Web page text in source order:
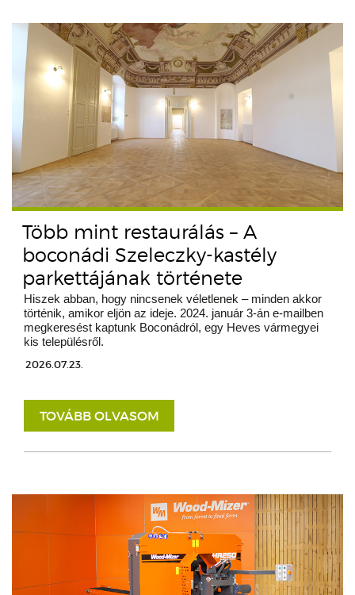
Több mint restaurálás – A
boconádi Szeleczky-kastély
parkettájának története
Hiszek abban, hogy nincsenek véletlenek – minden akkor
történik, amikor eljön az ideje. 2024. január 3-án e-mailben
megkeresést kaptunk Boconádról, egy Heves vármegyei
kis településről.
2026.07.23.
TOVÁBB OLVASOM